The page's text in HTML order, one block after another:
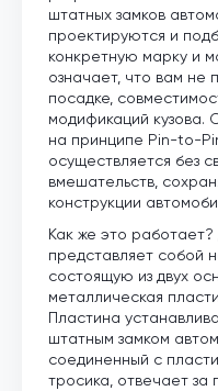
штатных замков
проектируются и
конкретную марку и
означает, что вам не
посадке,
модификаций кузова.
на принципе Pin-to-
осуществляется без
вмешательств,
конструкции
Как же это
представляет собой
состоящую из двух
металлическая
Пластина
штатным замком
соединенный с
тросика, отвечает